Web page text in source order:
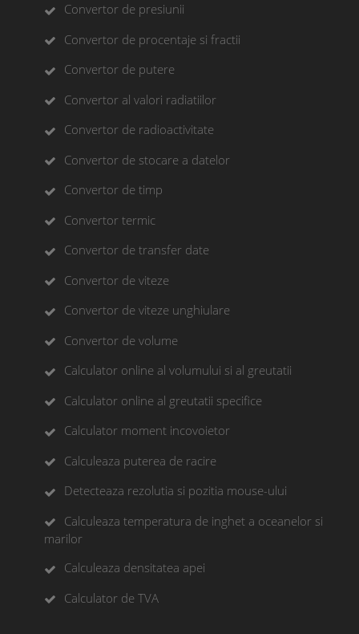
Convertor de presiunii
Convertor de procentaje si fractii
Convertor de putere
Convertor al valori radiatiilor
Convertor de radioactivitate
Convertor de stocare a datelor
Convertor de timp
Convertor termic
Convertor de transfer date
Convertor de viteze
Convertor de viteze unghiulare
Convertor de volume
Calculator online al volumului si al greutatii
Calculator online al greutatii specifice
Calculator moment incovoietor
Calculeaza puterea de racire
Detecteaza rezolutia si pozitia mouse-ului
Calculeaza temperatura de inghet a oceanelor si
marilor
Calculeaza densitatea apei
Calculator de TVA